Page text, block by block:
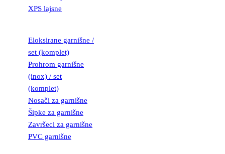
XPS lajsne
Eloksirane garnišne /
set (komplet)
Prohrom garnišne
(inox) / set
(komplet)
Nosači za garnišne
Šipke za garnišne
Završeci za garnišne
PVC garnišne